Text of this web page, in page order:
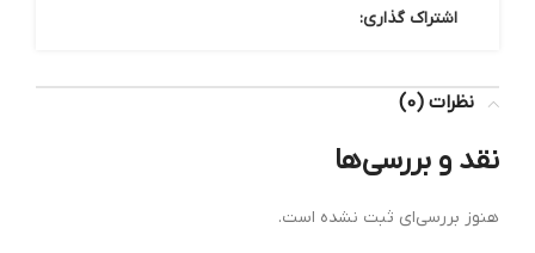
اشتراک گذاری:
نظرات (0)
نقد و بررسی‌ها
هنوز بررسی‌ای ثبت نشده است.